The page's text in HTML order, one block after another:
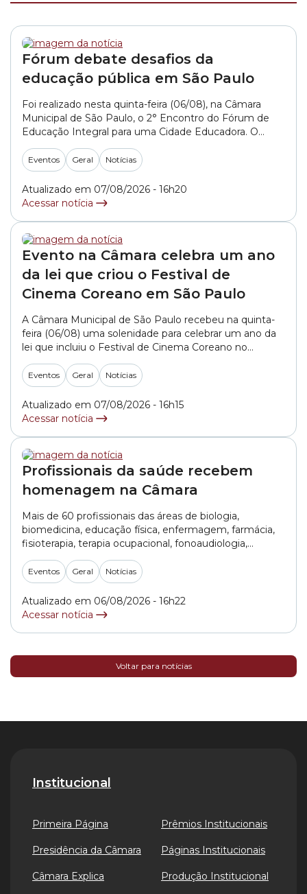
Fórum debate desafios da
educação pública em São Paulo
Foi realizado nesta quinta-feira (06/08), na Câmara
Municipal de São Paulo, o 2° Encontro do Fórum de
Educação Integral para uma Cidade Educadora. O
encontro reuniu educadores, pesquisadores, gestores
públicos, representantes de movimentos sociais e
organizações da sociedade civil para debater os
desafios da implementação do Plano Nacional de
Eventos Geral Notícias
Atualizado em 07/08/2026 - 16h20
Acessar notícia
Evento na Câmara celebra um ano
da lei que criou o Festival de
Cinema Coreano em São Paulo
A Câmara Municipal de São Paulo recebeu na quinta-
feira (06/08) uma solenidade para celebrar um ano da
lei que incluiu o Festival de Cinema Coreano no
calendário oficial de eventos da cidade. A iniciativa
contou com o apoio do vereador Dheison Silva (PT). O
evento destacou a importância do festival para a
difusão da cultura... »
Eventos Geral Notícias
Atualizado em 07/08/2026 - 16h15
Acessar notícia
Profissionais da saúde recebem
homenagem na Câmara
Mais de 60 profissionais das áreas de biologia,
biomedicina, educação física, enfermagem, farmácia,
fisioterapia, terapia ocupacional, fonoaudiologia,
medicina, medicina veterinária, nutrição, odontologia,
psicologia, serviço social e técnicos em radiologia do
Estado foram homenageados em solenidade na
quarta-feira (05/08), na Câmara Municipal de São Paulo.
A iniciativa contou com o apoio do vereador Marcelo
Eventos Geral Notícias
Atualizado em 06/08/2026 - 16h22
Acessar notícia
Voltar para notícias
Institucional
Primeira Página
Presidência da Câmara
Câmara Explica
Prêmios Institucionais
Páginas Institucionais
Produção Institucional